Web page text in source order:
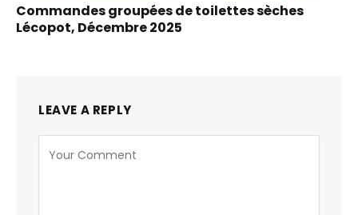
Commandes groupées de toilettes sèches
Lécopot, Décembre 2025
LEAVE A REPLY